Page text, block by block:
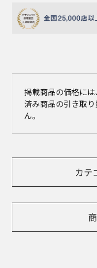
掲載商品の価格に
済み商品の引き取
ん。
カテ